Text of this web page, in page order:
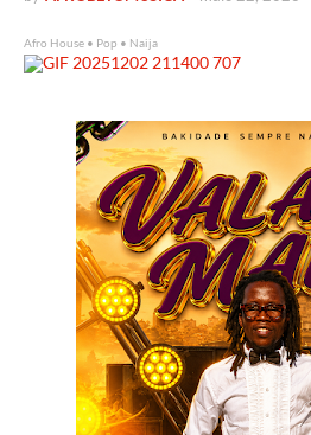
Afro House • Pop • Naija